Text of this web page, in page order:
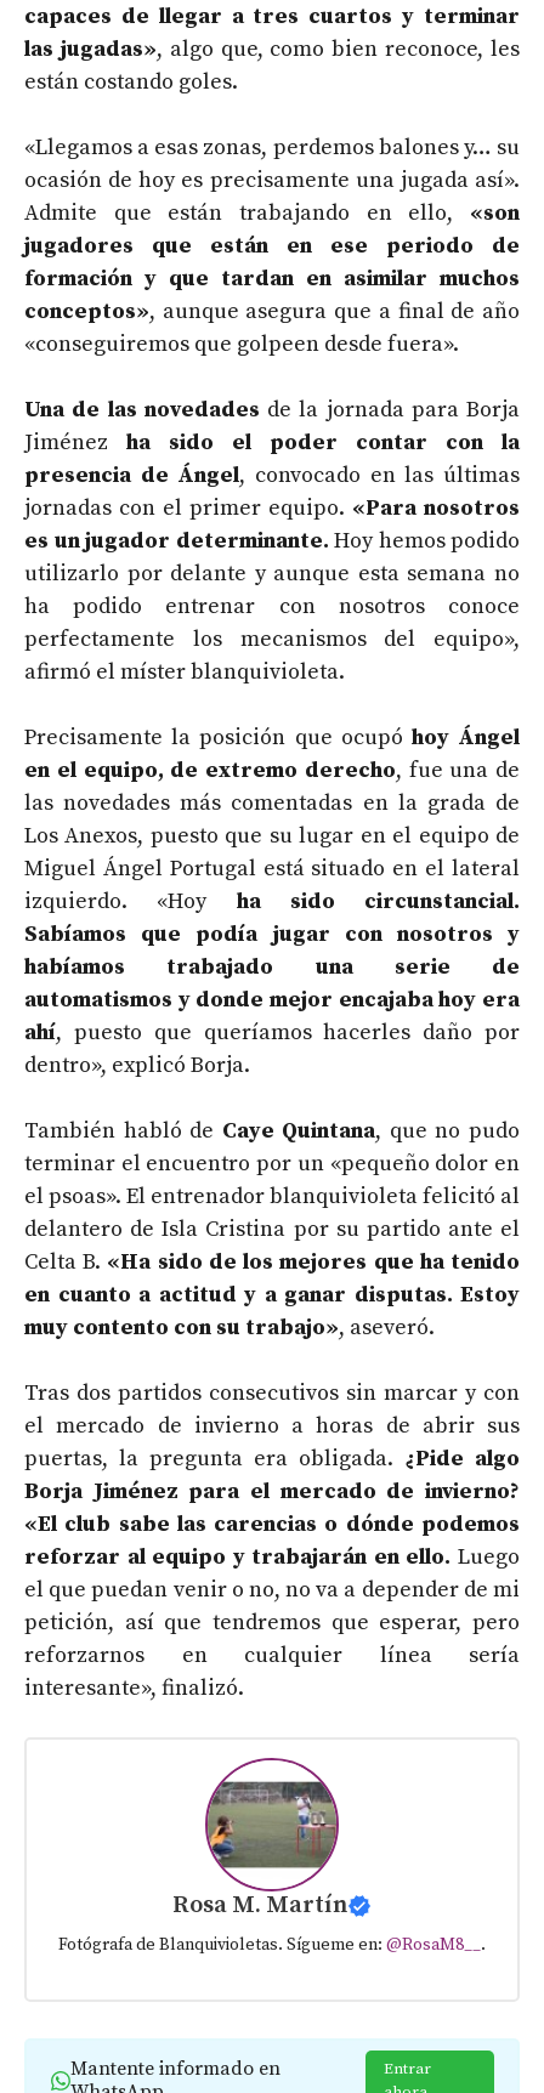
capaces de llegar a tres cuartos y terminar
las jugadas», algo que, como bien reconoce, les
están costando goles.
«Llegamos a esas zonas, perdemos balones y… su
ocasión de hoy es precisamente una jugada así».
Admite que están trabajando en ello, «son
jugadores que están en ese periodo de
formación y que tardan en asimilar muchos
conceptos», aunque asegura que a final de año
«conseguiremos que golpeen desde fuera».
Una de las novedades de la jornada para Borja
Jiménez ha sido el poder contar con la
presencia de Ángel, convocado en las últimas
jornadas con el primer equipo. «Para nosotros
es un jugador determinante. Hoy hemos podido
utilizarlo por delante y aunque esta semana no
ha podido entrenar con nosotros conoce
perfectamente los mecanismos del equipo»,
afirmó el míster blanquivioleta.
Precisamente la posición que ocupó hoy Ángel
en el equipo, de extremo derecho, fue una de
las novedades más comentadas en la grada de
Los Anexos, puesto que su lugar en el equipo de
Miguel Ángel Portugal está situado en el lateral
izquierdo. «Hoy ha sido circunstancial.
Sabíamos que podía jugar con nosotros y
habíamos trabajado una serie de
automatismos y donde mejor encajaba hoy era
ahí, puesto que queríamos hacerles daño por
dentro», explicó Borja.
También habló de Caye Quintana, que no pudo
terminar el encuentro por un «pequeño dolor en
el psoas». El entrenador blanquivioleta felicitó al
delantero de Isla Cristina por su partido ante el
Celta B. «Ha sido de los mejores que ha tenido
en cuanto a actitud y a ganar disputas. Estoy
muy contento con su trabajo», aseveró.
Tras dos partidos consecutivos sin marcar y con
el mercado de invierno a horas de abrir sus
puertas, la pregunta era obligada. ¿Pide algo
Borja Jiménez para el mercado de invierno?
«El club sabe las carencias o dónde podemos
reforzar al equipo y trabajarán en ello. Luego
el que puedan venir o no, no va a depender de mi
petición, así que tendremos que esperar, pero
reforzarnos en cualquier línea sería
interesante», finalizó.
Rosa M. Martín
Fotógrafa de Blanquivioletas. Sígueme en: @RosaM8__.
Mantente informado en
Entrar